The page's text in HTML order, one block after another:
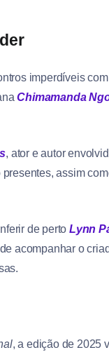
imperdíveis
Chimamanda
, ator e autor
assim
de perto Lynn
acompanhar o
, a edição de 2025